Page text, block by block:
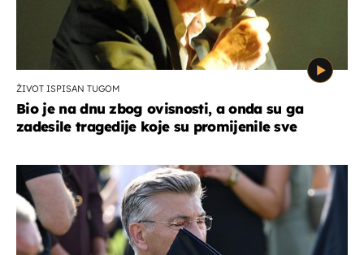
ŽIVOT ISPISAN TUGOM
Bio je na dnu zbog ovisnosti, a onda su ga
zadesile tragedije koje su promijenile sve